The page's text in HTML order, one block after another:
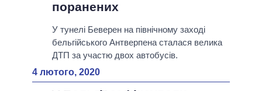
поранених
У тунелі Беверен на північному заході
бельгійського Антверпена сталася велика
ДТП за участю двох автобусів.
4 лютого, 2020